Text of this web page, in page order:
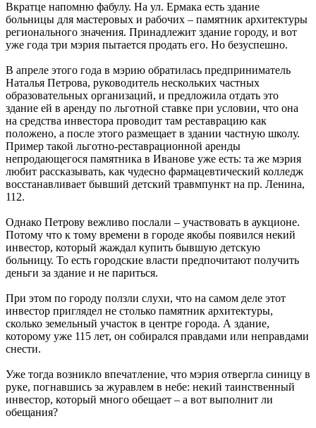
Вкратце напомню фабулу. На ул. Ермака есть здание
больницы для мастеровых и рабочих – памятник архитектуры
регионального значения. Принадлежит здание городу, и вот
уже года три мэрия пытается продать его. Но безуспешно.
В апреле этого года в мэрию обратилась предприниматель
Наталья Петрова, руководитель нескольких частных
образовательных организаций, и предложила отдать это
здание ей в аренду по льготной ставке при условии, что она
на средства инвестора проводит там реставрацию как
положено, а после этого размещает в здании частную школу.
Пример такой льготно-реставрационной аренды
непродающегося памятника в Иванове уже есть: та же мэрия
любит рассказывать, как чудесно фармацевтический колледж
восстанавливает бывший детский травмпункт на пр. Ленина,
112.
Однако Петрову вежливо послали – участвовать в аукционе.
Потому что к тому времени в городе якобы появился некий
инвестор, который жаждал купить бывшую детскую
больницу. То есть городские власти предпочитают получить
деньги за здание и не париться.
При этом по городу ползли слухи, что на самом деле этот
инвестор приглядел не столько памятник архитектуры,
сколько земельный участок в центре города. А здание,
которому уже 115 лет, он собирался правдами или неправдами
снести.
Уже тогда возникло впечатление, что мэрия отвергла синицу в
руке, погнавшись за журавлем в небе: некий таинственный
инвестор, который много обещает – а вот выполнит ли
обещания?